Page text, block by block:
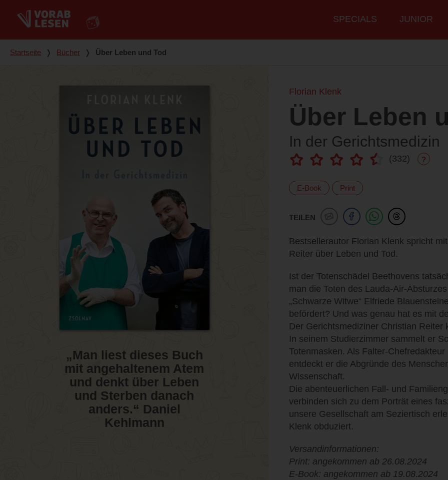
Hauptmenü
SPECIALS JUNIOR
Du bist hier
Startseite ❭ Bücher ❭ Über Leben und Tod
„Man liest dieses Buch
mit angehaltenem Atem
und denkt über Leben
und Sterben danach
anders.“ Daniel
Kehlmann
Florian Klenk
Über Leben
In der Gerichtsmedizin
(332) ?
E-Book Print
TEILEN
Bestsellerautor Florian Klenk spricht
Reiter über Leben und Tod.
Ist der Totenschädel Beethovens
man die Toten des Lauda-Air-
„Schwarze Witwe“ Elfriede
befördert? Und was genau hat es mit
Der Gerichtsmediziner Christian Reiter
In seinem Studierzimmer sammelt er
Totenmasken. Als Falter-
entdeckt er die Abgründe des
Wissenschaft.
Die abenteuerlichen Fall- und
verbinden sich zu dem Porträt eines
unsere Gesellschaft am Seziertisch
Klenk obduziert.
Versandinformationen:
Print: angekommen ab 26.08.2024
E-Book: angekommen ab 19.08.2024